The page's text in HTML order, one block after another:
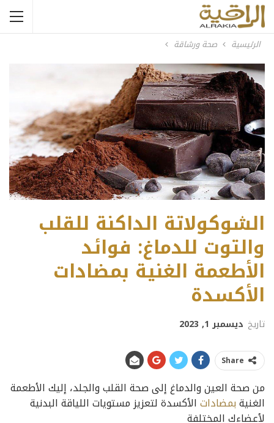
الرئيسية صحة ورشاقة
الشوكولاتة الداكنة للقلب
والتوت للدماغ: فوائد
الأطعمة الغنية بمضادات
الأكسدة
تاريخ ديسمبر 1, 2023
Share
من صحة العين والدماغ إلى صحة القلب والجلد، إليك الأطعمة
الغنيةبمضاداتالأكسدة لتعزيز مستويات اللياقة البدنية
لأعضاءك المختلفة